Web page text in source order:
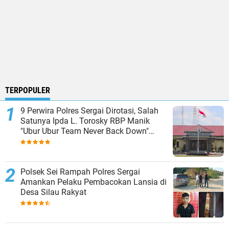
TERPOPULER
9 Perwira Polres Sergai Dirotasi, Salah
Satunya Ipda L. Torosky RBP Manik
"Ubur Ubur Team Never Back Down"
Menempati Polsek Dolok Masihul
Polsek Sei Rampah Polres Sergai
Amankan Pelaku Pembacokan Lansia di
Desa Silau Rakyat